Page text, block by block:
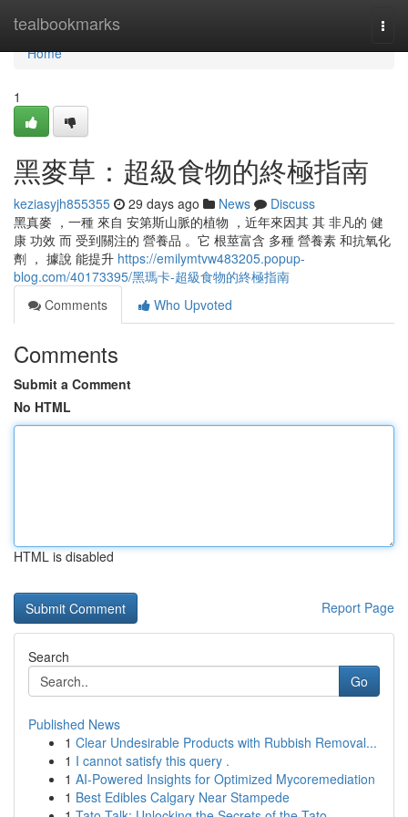
tealbookmarks
Home
Home
1
黑麥草：超級食物的終極指南
keziasyjh855355 29 days ago News
Discuss
黑真麥 ，一種 來自 安第斯山脈的植物 ，近年來因其 其 非凡的 健
康 功效 而 受到關注的 營養品 。它 根莖富含 多種 營養素 和抗氧化
劑 ， 據說 能提升 https://emilymtvw483205.popup-
blog.com/40173395/黑瑪卡-超級食物的終極指南
Comments
Who Upvoted
Comments
Submit a Comment
No HTML
HTML is disabled
Report Page
Search
Go
Published News
1 Clear Undesirable Products with Rubbish Removal...
1 I cannot satisfy this query .
1 AI-Powered Insights for Optimized Mycoremediation
1 Best Edibles Calgary Near Stampede